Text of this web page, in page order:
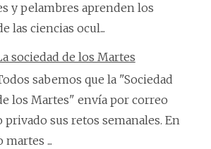
y pelambres aprenden los
las ciencias ocul...
sociedad de los Martes
sabemos que la "Sociedad
los Martes" envía por correo
sus retos semanales. En
...